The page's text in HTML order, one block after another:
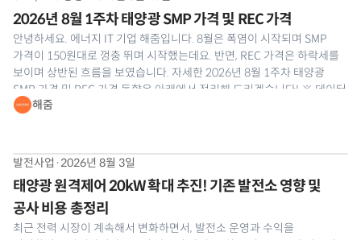
2026년 8월 1주차 태양광 SMP 가격 및 REC 가격
안녕하세요. 에너지 IT 기업 해줌입니다. 8월은 폭염이 시작되며 SMP
가격이 150원대로 껑충 뛰며 시작했는데요. 반면, REC 가격은 하락세를
보이며 상반된 흐름을 보였습니다. 자세한 2026년 8월 1주차 태양광
SMP 가격 및 REC 가격 동향은 아래에서 정리해 드리겠습니다! ※ 데이터
출처: 한국전력거래소(KPX) 계통한계가격, 신재생원스톱 REC 현물시장
해줌
발전사업 ·2026년 8월 3일
태양광 원격제어 20kW 확대 추진! 기존 발전소 영향 및
공사 비용 총정리
최근 전력 시장이 계속해서 변화하면서, 발전소 운영과 수익을